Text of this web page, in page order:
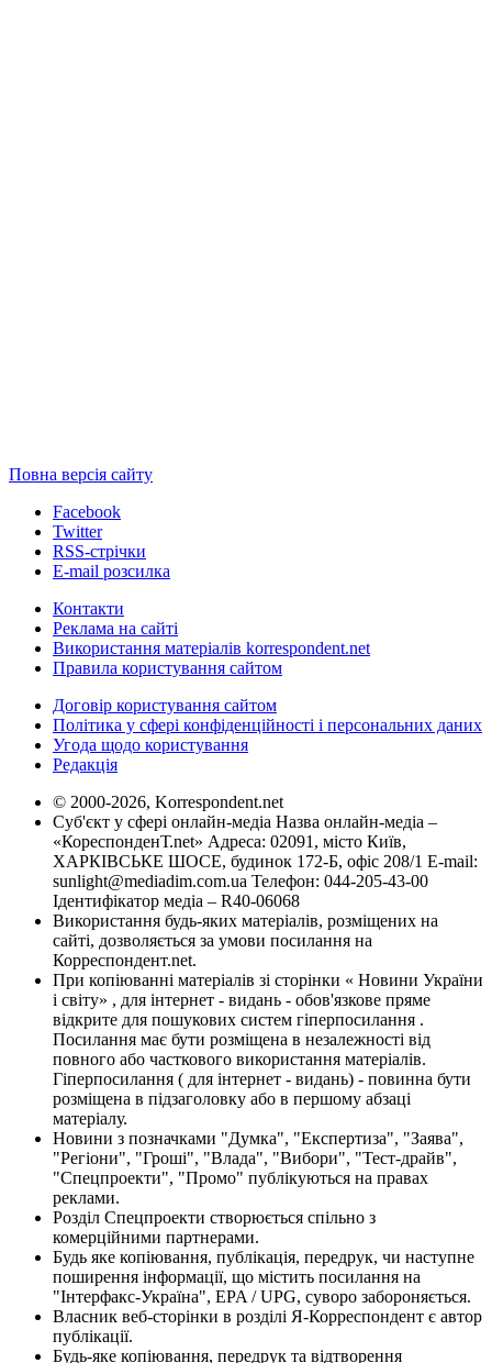
Повна версія сайту
Facebook
Twitter
RSS-стрічки
E-mail розсилка
Контакти
Реклама на сайті
Використання матеріалів korrespondent.net
Правила користування сайтом
Договір користування сайтом
Політика у сфері конфіденційності і персональних даних
Угода щодо користування
Редакція
© 2000-2026, Korrespondent.net
Суб'єкт у сфері онлайн-медіа Назва онлайн-медіа –
«КореспонденТ.net» Адреса: 02091, місто Київ,
ХАРКІВСЬКЕ ШОСЕ, будинок 172-Б, офіс 208/1 E-mail:
sunlight@mediadim.com.ua Телефон: 044-205-43-00
Ідентифікатор медіа – R40-06068
Використання будь-яких матеріалів, розміщених на
сайті, дозволяється за умови посилання на
Корреспондент.net.
При копіюванні матеріалів зі сторінки « Новини України
і світу» , для інтернет - видань - обов'язкове пряме
відкрите для пошукових систем гіперпосилання .
Посилання має бути розміщена в незалежності від
повного або часткового використання матеріалів.
Гіперпосилання ( для інтернет - видань) - повинна бути
розміщена в підзаголовку або в першому абзаці
матеріалу.
Новини з позначками "Думка", "Експертиза", "Заява",
"Регіони", "Гроші", "Влада", "Вибори", "Тест-драйв",
"Спецпроекти", "Промо" публікуються на правах
реклами.
Розділ Спецпроекти створюється спільно з
комерційними партнерами.
Будь яке копіювання, публікація, передрук, чи наступне
поширення інформації, що містить посилання на
"Інтерфакс-Україна", EPA / UPG, суворо забороняється.
Власник веб-сторінки в розділі Я-Корреспондент є автор
публікації.
Будь-яке копіювання, передрук та відтворення